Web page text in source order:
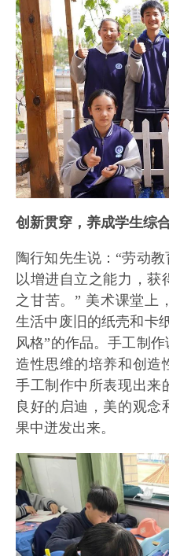
创新贯穿，养成学生综
陶行知先生说：“劳动
以增进自立之能力，获
之甘苦。” 美术课堂上
生活中废旧的纸壳和卡
风格”的作品。手工制
造性思维的培养和创造
手工制作中所表现出来
良好的启迪，美的观念
果中迸发出来。